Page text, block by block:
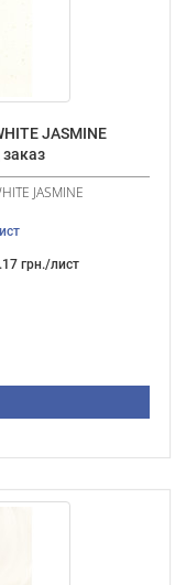
JASMINE
JASMINE
грн./лист